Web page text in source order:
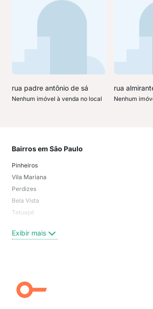
rua padre antônio de sá
Nenhum imóvel à venda no local
rua
Nenhum
Bairros em São Paulo
Pinheiros
Vila Mariana
Perdizes
Bela Vista
Tatuapé
Centro
Campo Belo
Ipiranga
Exibir mais